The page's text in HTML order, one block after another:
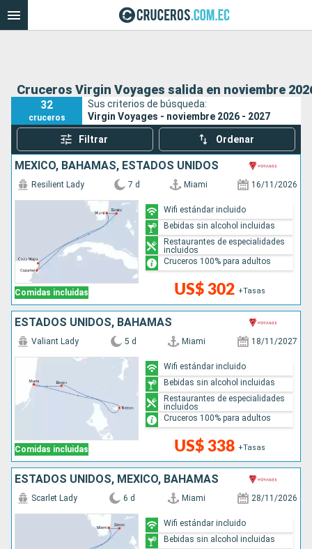
Cruceros Virgin Voyages salida en noviembre
32
cruceros
Sus criterios de búsqueda:
Virgin Voyages - noviembre 2026 - 2027
Filtrar Ordenar
MÉXICO, BAHAMAS, ESTADOS UNIDOS
Comidas incluidas
Resilient Lady 7 d Miami 16/11/2026
US$ 302 +Tasas
Wifi estándar incluido
Bebidas sin alcohol incluidas
Restaurantes de especialidades
incluidos
Cruceros 100% para adultos
ESTADOS UNIDOS, BAHAMAS
Comidas incluidas
Valiant Lady 5 d Miami 18/11/2027
US$ 338 +Tasas
Wifi estándar incluido
Bebidas sin alcohol incluidas
Restaurantes de especialidades
incluidos
Cruceros 100% para adultos
ESTADOS UNIDOS, MÉXICO, BAHAMAS
Scarlet Lady 6 d Miami 28/11/2026
Wifi estándar incluido
Bebidas sin alcohol incluidas